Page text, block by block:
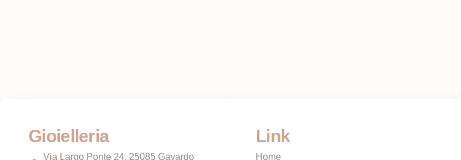
Gioielleria
Via Largo Ponte 24, 25085 Gavardo
Link
Home